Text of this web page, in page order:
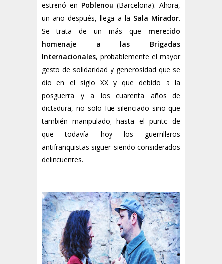
estrenó en Poblenou (Barcelona). Ahora,
un año después, llega a la Sala Mirador.
Se trata de un más que merecido
homenaje a las Brigadas
Internacionales, probablemente el mayor
gesto de solidaridad y generosidad que se
dio en el siglo XX y que debido a la
posguerra y a los cuarenta años de
dictadura, no sólo fue silenciado sino que
también manipulado, hasta el punto de
que todavía hoy los guerrilleros
antifranquistas siguen siendo considerados
delincuentes.